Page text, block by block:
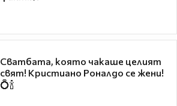
Сватбата, която чакаше целият
свят! Кристиано Роналдо се жени!
💍🍾